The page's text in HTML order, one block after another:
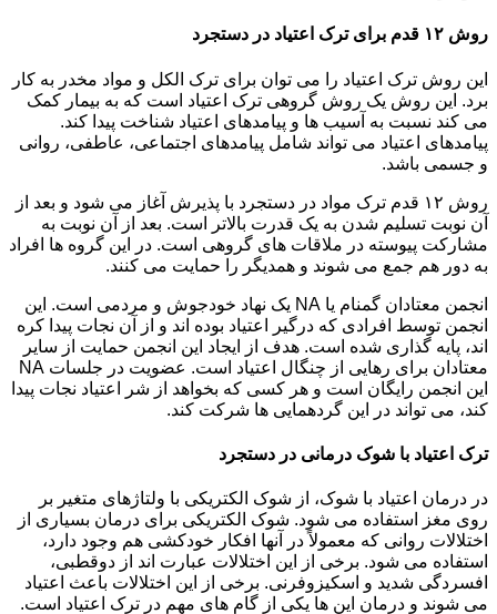
روش ۱۲ قدم برای ترک اعتیاد در دستجرد
این روش ترک اعتیاد را می توان برای ترک الکل و مواد مخدر به کار
برد. این روش یک روش گروهی ترک اعتیاد است که به بیمار کمک
می کند نسبت به آسیب ها و پیامدهای اعتیاد شناخت پیدا کند.
پیامدهای اعتیاد می تواند شامل پیامدهای اجتماعی، عاطفی، روانی
و جسمی باشد.
روش ۱۲ قدم ترک مواد در دستجرد با پذیرش آغاز می شود و بعد از
آن نوبت تسلیم شدن به یک قدرت بالاتر است. بعد از آن نوبت به
مشارکت پیوسته در ملاقات های گروهی است. در این گروه ها افراد
به دور هم جمع می شوند و همدیگر را حمایت می کنند.
انجمن معتادان گمنام یا NA یک نهاد خودجوش و مردمی است. این
انجمن توسط افرادی که درگیر اعتیاد بوده اند و از آن نجات پیدا کره
اند، پایه گذاری شده است. هدف از ایجاد این انجمن حمایت از سایر
معتادان برای رهایی از چنگال اعتیاد است. عضویت در جلسات NA
این انجمن رایگان است و هر کسی که بخواهد از شر اعتیاد نجات پیدا
کند، می تواند در این گردهمایی ها شرکت کند.
ترک اعتیاد با شوک درمانی در دستجرد
در درمان اعتیاد با شوک، از شوک الکتریکی با ولتاژهای متغیر بر
روی مغز استفاده می شود. شوک الکتریکی برای درمان بسیاری از
اختلالات روانی که معمولاً در آنها افکار خودکشی هم وجود دارد،
استفاده می شود. برخی از این اختلالات عبارت اند از دوقطبی،
افسردگی شدید و اسکیزوفرنی. برخی از این اختلالات باعث اعتیاد
می شوند و درمان این ها یکی از گام های مهم در ترک اعتیاد است.